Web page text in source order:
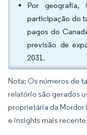
Por geografia,
participação do
pagos do
previsão de
2031.
Nota: Os números de
relatório são gerados
proprietária da Mordor
e insights mais